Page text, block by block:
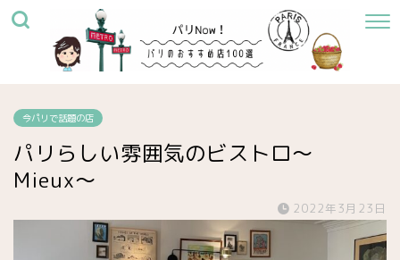
今パリで話題の店
パリらしい雰囲気のビストロ〜
Mieux〜
2022年3月23日